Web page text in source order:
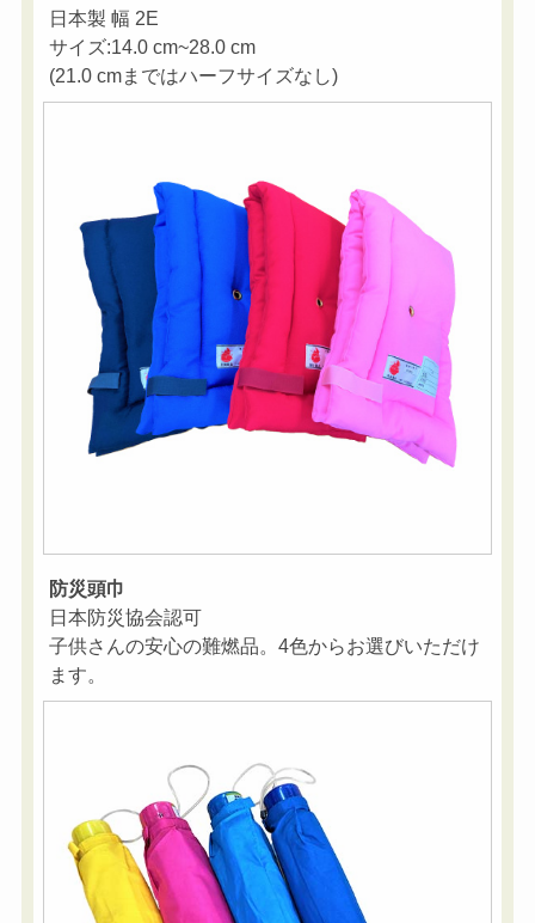
日本製 幅 2E
サイズ:14.0 cm~28.0 cm
(21.0 cmまではハーフサイズなし)
防災頭巾
日本防災協会認可
子供さんの安心の難燃品。4色からお選びいただけ
ます。